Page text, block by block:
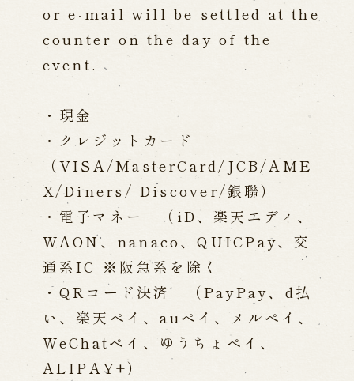
or e-mail will be settled at the
counter on the day of the
event.
・現金
・クレジットカード
（VISA/MasterCard/JCB/AME
X/Diners/ Discover/銀聯）
・電子マネー （iD、楽天エディ、
WAON、nanaco、QUICPay、交
通系IC ※阪急系を除く
・QRコード決済 （PayPay、d払
い、楽天ペイ、auペイ、メルペイ、
WeChatペイ、ゆうちょペイ、
ALIPAY+）